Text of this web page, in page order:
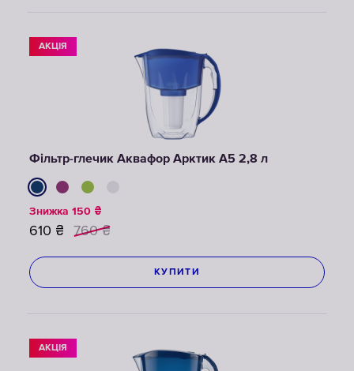
АКЦІЯ
Фільтр-глечик Аквафор Арктик A5 2,8 л
Знижка 150 ₴
610 ₴ 760 ₴
КУПИТИ
АКЦІЯ